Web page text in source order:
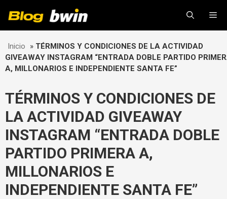
Inicio » TÉRMINOS Y CONDICIONES DE LA ACTIVIDAD
GIVEAWAY INSTAGRAM “ENTRADA DOBLE PARTIDO
A, MILLONARIOS E INDEPENDIENTE SANTA FE”
TÉRMINOS Y CONDICIONES DE
LA ACTIVIDAD GIVEAWAY
INSTAGRAM “ENTRADA DOBLE
PARTIDO PRIMERA A,
MILLONARIOS E
INDEPENDIENTE SANTA FE”